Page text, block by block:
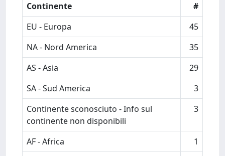
Continente
#
EU - Europa
45
NA - Nord America
35
AS - Asia
29
SA - Sud America
3
Continente sconosciuto - Info sul
continente non disponibili
3
AF - Africa
1